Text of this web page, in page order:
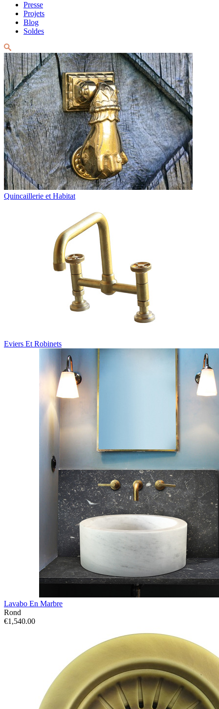
Presse
Projets
Blog
Soldes
Quincaillerie et Habitat
Eviers Et Robinets
Lavabo En Marbre
Rond
€1,540.00